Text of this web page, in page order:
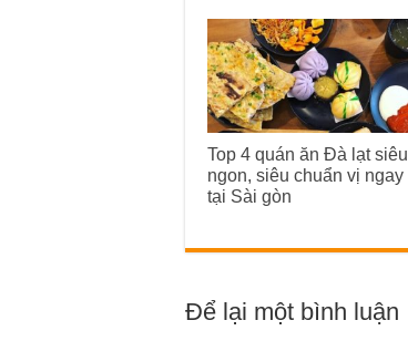
Top 4 quán ăn Đà lạt siêu
ngon, siêu chuẩn vị ngay
tại Sài gòn
Để lại một bình luận